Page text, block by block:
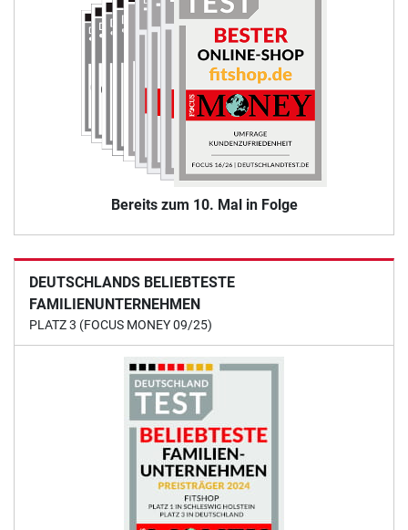
Bereits zum 10. Mal in Folge
DEUTSCHLANDS BELIEBTESTE
FAMILIENUNTERNEHMEN
PLATZ 3 (FOCUS MONEY 09/25)